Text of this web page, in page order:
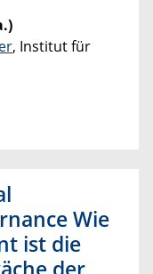
, Institut für
Wie
ist die